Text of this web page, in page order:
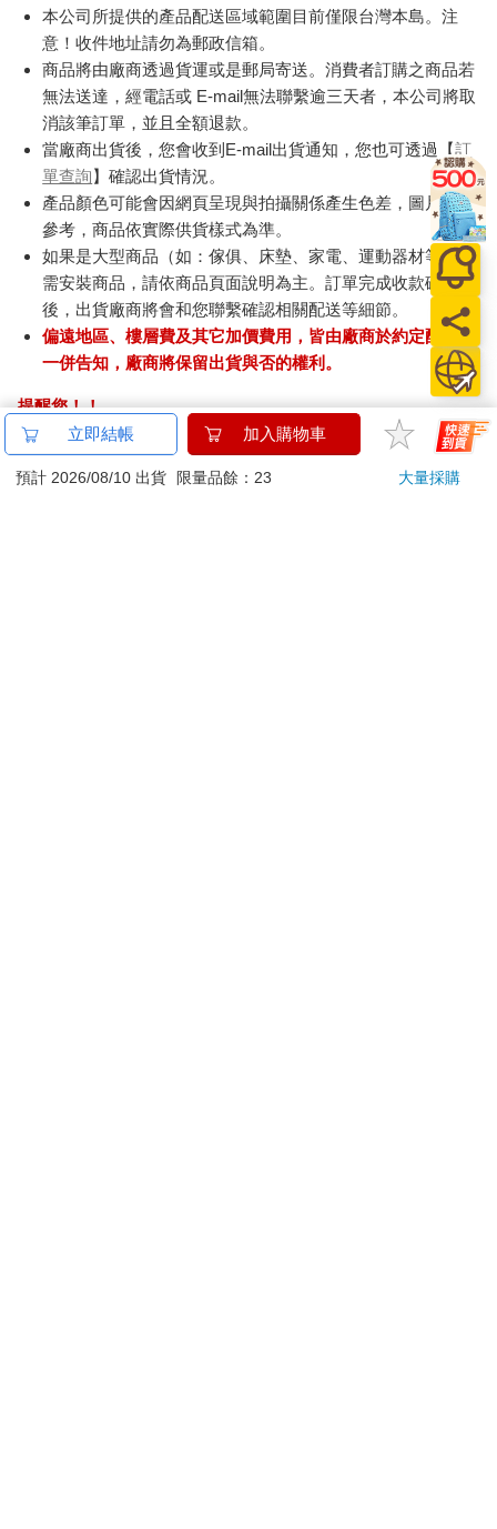
本公司所提供的產品配送區域範圍目前僅限台灣本島。注
意！收件地址請勿為郵政信箱。
商品將由廠商透過貨運或是郵局寄送。消費者訂購之商品若
無法送達，經電話或 E-mail無法聯繫逾三天者，本公司將取
消該筆訂單，並且全額退款。
當廠商出貨後，您會收到E-mail出貨通知，您也可透過【訂
單查詢】確認出貨情況。
產品顏色可能會因網頁呈現與拍攝關係產生色差，圖片僅供
參考，商品依實際供貨樣式為準。
如果是大型商品（如：傢俱、床墊、家電、運動器材等）及
需安裝商品，請依商品頁面說明為主。訂單完成收款確認
後，出貨廠商將會和您聯繫確認相關配送等細節。
偏遠地區、樓層費及其它加價費用，皆由廠商於約定配送時
一併告知，廠商將保留出貨與否的權利。
提醒您！！
金石堂及銀行均不會請您操作ATM! 如接獲電話要求您前往
ATM提款機，請不要聽從指示，以免受騙上當！
立即結帳 加入購物車
預計 2026/08/10 出貨 限量品餘：23 大量採購